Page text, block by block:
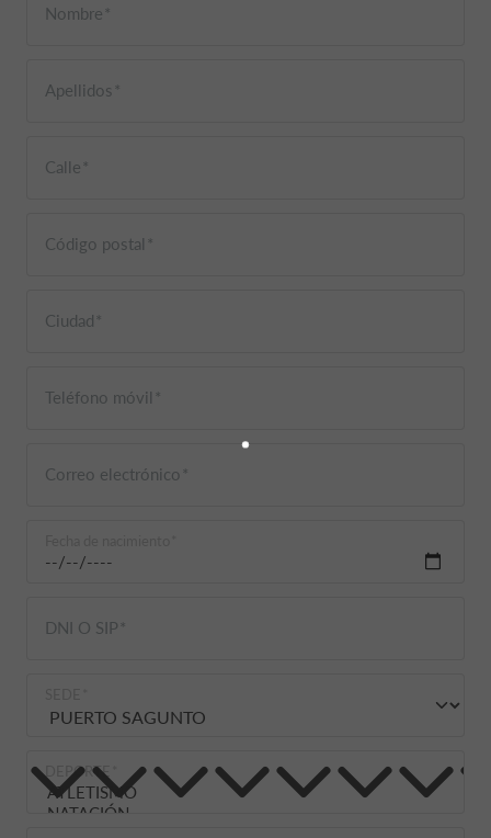
Nombre
Apellidos
Calle
Código postal
Ciudad
Teléfono móvil
Correo electrónico
DNI O SIP
DEPORTE